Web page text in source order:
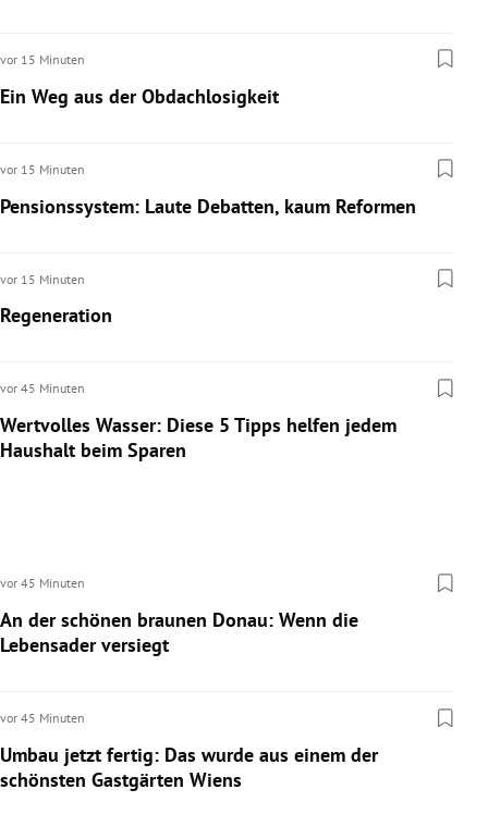
Untermenü
Untermenü
Untermenü
Untermenü
vor 15 Minuten
Ein Weg aus der Obdachlosigkeit
vor 15 Minuten
Pensionssystem: Laute Debatten, kaum Reformen
vor 15 Minuten
Regeneration
vor 45 Minuten
Wertvolles Wasser: Diese 5 Tipps helfen jedem
Haushalt beim Sparen
vor 45 Minuten
An der schönen braunen Donau: Wenn die
Lebensader versiegt
vor 45 Minuten
Umbau jetzt fertig: Das wurde aus einem der
schönsten Gastgärten Wiens